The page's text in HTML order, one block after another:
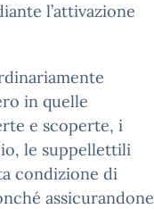
l’attivazione
in quelle
e scoperte, i
le suppellettili
condizione di
assicurandone